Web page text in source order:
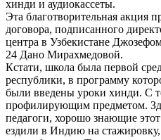
хинди и аудиокассеты.
Эта благотворительная акция
договора, подписанного
центра в Узбекистане
24 Дано Мирахмедовой.
Кстати, школа была первой
республики, в программу
были введены уроки хинди. С
профилирующим предметом.
педагоги, хорошо знающие
ездили в Индию на